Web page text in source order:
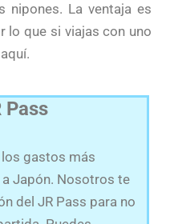
nipones. La ventaja es
lo que si viajas con uno
Pass
gastos más
Japón. Nosotros te
del JR Pass para no